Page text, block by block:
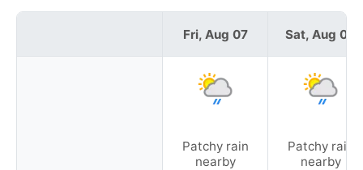
Fri, Aug 07
Patchy rain
nearby
Sat, Aug 08
Patchy rain
nearby